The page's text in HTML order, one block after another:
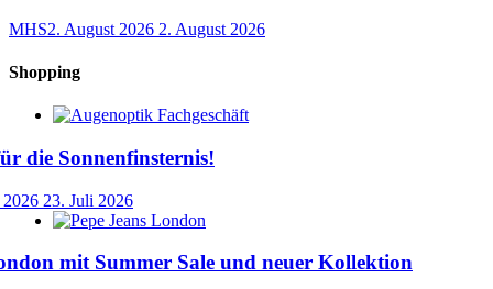
MHS2. August 2026 2. August 2026
Shopping
die Sonnenfinsternis!
23. Juli 2026
mit Summer Sale und neuer Kollektion